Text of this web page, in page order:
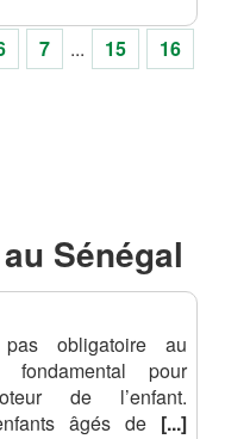
7 ... 15
16
Sénégal
pas obligatoire au
pour
de l’enfant.
âgés de [...]